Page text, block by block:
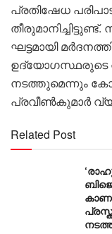
പ്രതിഷേധ
ഘട്ടമായി
ഉദ്യോഗസ്ഥരുടെ
നടത്തുമെന്നും
പ്രവീൺകുമാർ
Related Post